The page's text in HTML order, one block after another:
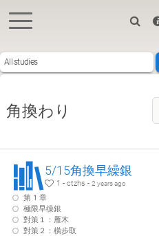
All studies
角換わり
5/15角換早繰銀
1 - ctzhs -2 years ago
第 1 章
極限早缲銀
對策１：雁木
對策２：橫步取